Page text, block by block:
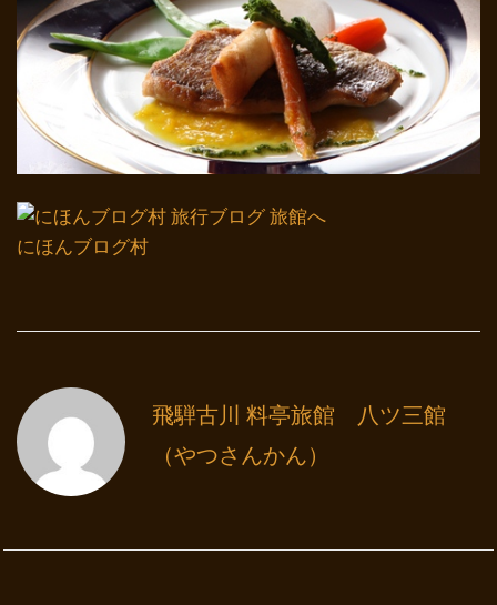
にほんブログ村
飛騨古川 料亭旅館 八ツ三館
（やつさんかん）